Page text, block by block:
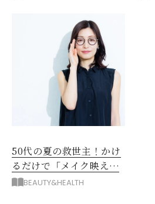
50代の夏の救世主！かけ
るだけで「メイク映え」
する眼鏡
BEAUTY&HEALTH